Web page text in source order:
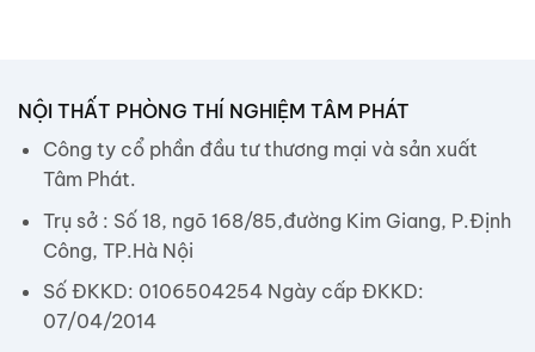
NỘI THẤT PHÒNG THÍ NGHIỆM TÂM PHÁT
Công ty cổ phần đầu tư thương mại và sản xuất
Tâm Phát.
Trụ sở : Số 18, ngõ 168/85,đường Kim Giang, P.Định
Công, TP.Hà Nội
Số ĐKKD: 0106504254 Ngày cấp ĐKKD:
07/04/2014